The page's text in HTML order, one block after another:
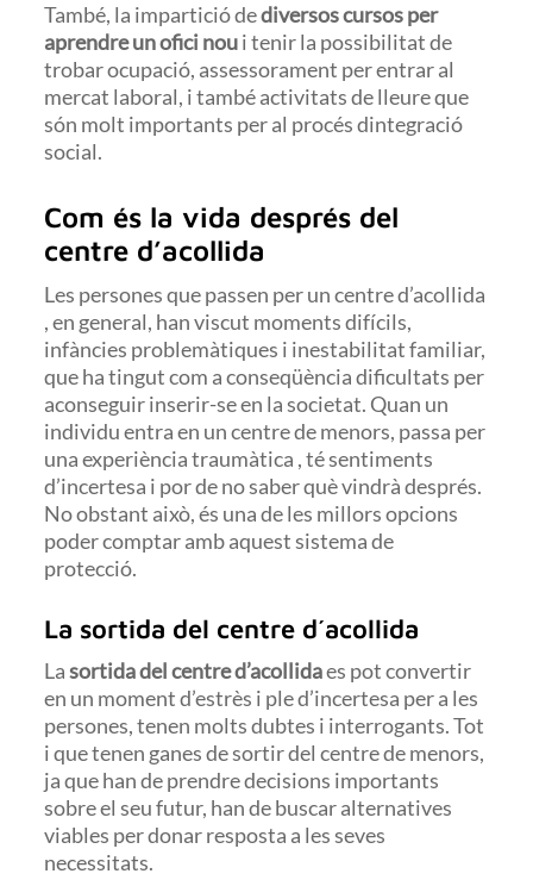
També, la impartició dediversos cursos per
aprendre un ofici noui tenir la possibilitat de
trobar ocupació, assessorament per entrar al
mercat laboral, i també activitats de lleure que
són molt importants per al procés dintegració
social.
Com és la vida després del
centre d’acollida
Les persones que passen per un centre d’acollida
, en general, han viscut moments difícils,
infàncies problemàtiques i inestabilitat familiar,
que ha tingut com a conseqüència dificultats per
aconseguir inserir-se en la societat. Quan un
individu entra en un centre de menors, passa per
una experiència traumàtica , té sentiments
d’incertesa i por de no saber què vindrà després.
No obstant això, és una de les millors opcions
poder comptar amb aquest sistema de
protecció.
La sortida del centre d´acollida
Lasortida del centre d’acollidaes pot convertir
en un moment d’estrès i ple d’incertesa per a les
persones, tenen molts dubtes i interrogants. Tot
i que tenen ganes de sortir del centre de menors,
ja que han de prendre decisions importants
sobre el seu futur, han de buscar alternatives
viables per donar resposta a les seves
necessitats.